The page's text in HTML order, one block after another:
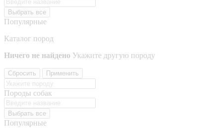
Выбрать все
Популярные
Каталог пород
Ничего не найдено Укажите другую породу
Сбросить Применить
Породы собак
Выбрать все
Популярные